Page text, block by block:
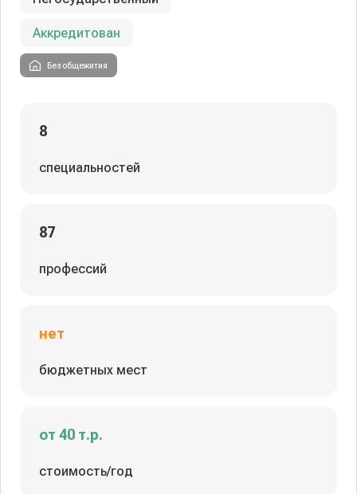
Аккредитован
Без общежития
8
специальностей
87
профессий
нет
бюджетных мест
от 40 т.р.
стоимость/год